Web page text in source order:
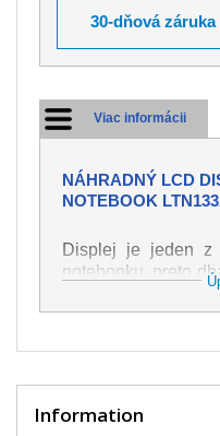
30-dňová záruka
Viac informácii
NÁHRADNÝ LCD
NOTEBOOK
Displej je jeden z
notebooku, preto
tohto
zobrazovaniu
najväčšou
poškodenie
Information